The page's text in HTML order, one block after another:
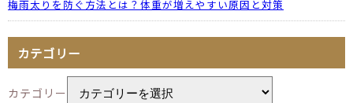
梅雨太りを防ぐ方法とは？体重が増えやすい原因と対策
カテゴリー
カテゴリー